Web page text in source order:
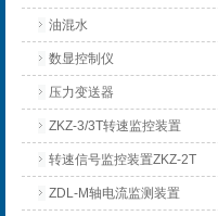
油混水
数显控制仪
压力变送器
ZKZ-3/3T转速监控装置
转速信号监控装置ZKZ-2T
ZDL-M轴电流监测装置